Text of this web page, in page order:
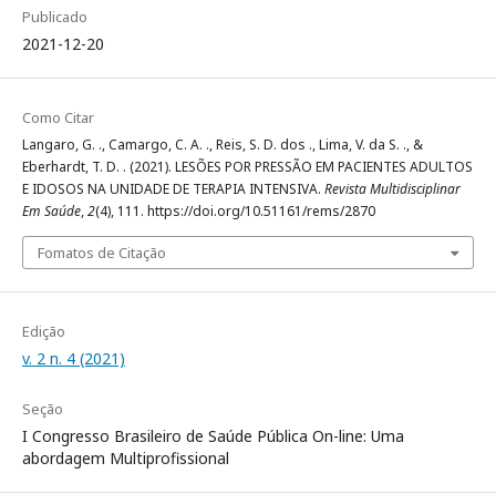
Publicado
2021-12-20
Como Citar
Langaro, G. ., Camargo, C. A. ., Reis, S. D. dos ., Lima, V. da S. ., &
Eberhardt, T. D. . (2021). LESÕES POR PRESSÃO EM PACIENTES ADULTOS
E IDOSOS NA UNIDADE DE TERAPIA INTENSIVA. Revista Multidisciplinar
Em Saúde,2(4), 111. https://doi.org/10.51161/rems/2870
Fomatos de Citação
Edição
v. 2 n. 4 (2021)
Seção
I Congresso Brasileiro de Saúde Pública On-line: Uma
abordagem Multiprofissional